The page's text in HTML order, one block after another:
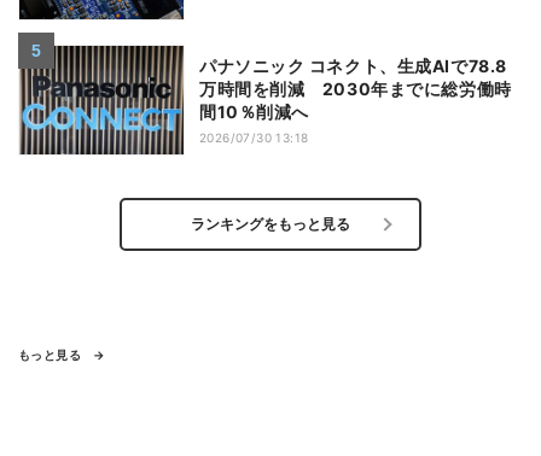
パナソニック コネクト、生成AIで78.8
万時間を削減 2030年までに総労働時
間10％削減へ
2026/07/30 13:18
ランキングをもっと見る
もっと見る